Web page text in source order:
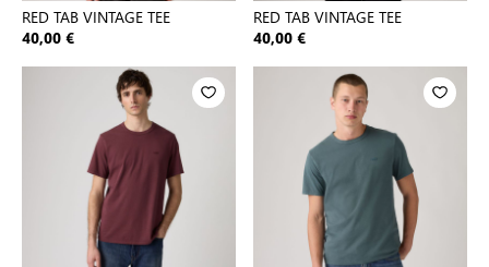
RED TAB VINTAGE TEE
40,00 €
RED TAB VINTAGE TEE
40,00 €